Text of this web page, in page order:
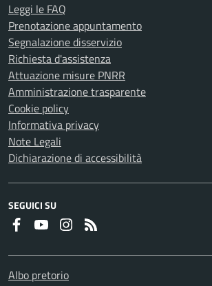
Leggi le FAQ
Prenotazione appuntamento
Segnalazione disservizio
Richiesta d'assistenza
Attuazione misure PNRR
Amministrazione trasparente
Cookie policy
Informativa privacy
Note Legali
Dichiarazione di accessibilità
SEGUICI SU
FaceboookYoutubeInstagram
Albo pretorio